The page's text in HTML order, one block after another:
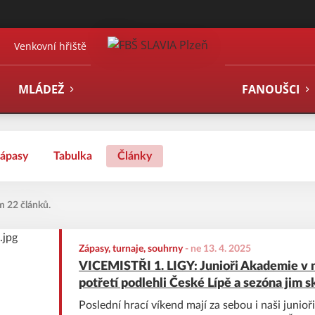
Venkovní hřiště
MLÁDEŽ FANOUŠCI
Tabulka Články
22 článků.
Zápasy, turnaje, souhrny - ne 13. 4. 2025
VICEMISTŘI 1. LIGY: Junioři Akademie v
potřetí podlehli České Lípě a sezóna jim
Poslední hrací víkend mají za sebou i naši